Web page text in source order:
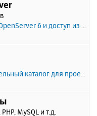
6 и доступ из …
каталог для проекто…
MySQL и т.д.